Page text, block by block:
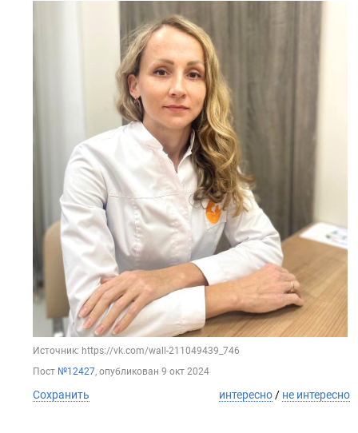
Источник: https://vk.com/wall-211049439_746
Пост №12427, опубликован 9 окт 2024
Сохранить интересно/ не интересно